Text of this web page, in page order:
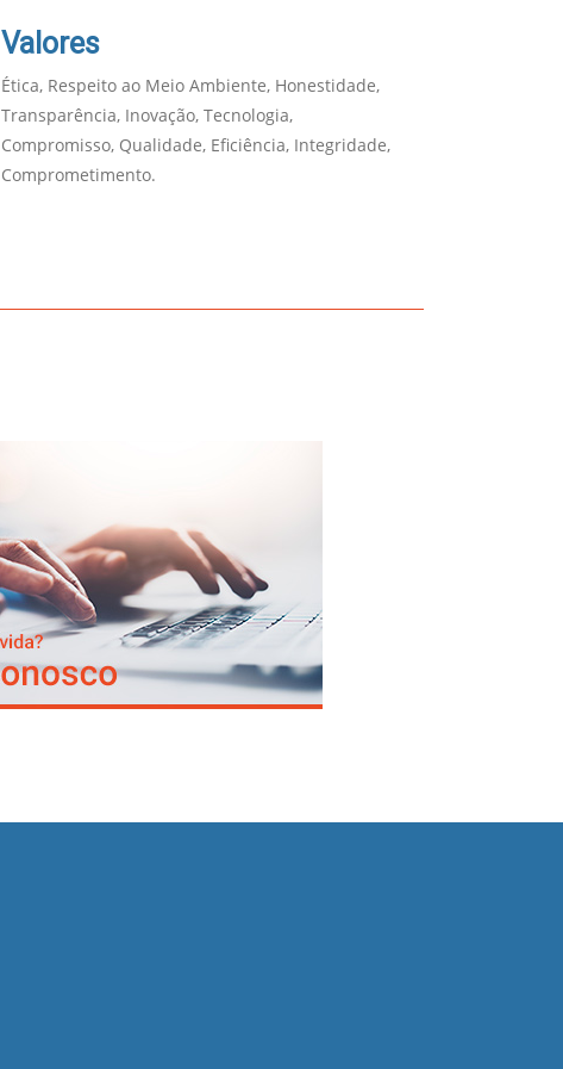
Valores
Ética, Respeito ao Meio Ambiente, Honestidade,
Transparência, Inovação, Tecnologia,
Compromisso, Qualidade, Eficiência, Integridade,
Comprometimento.